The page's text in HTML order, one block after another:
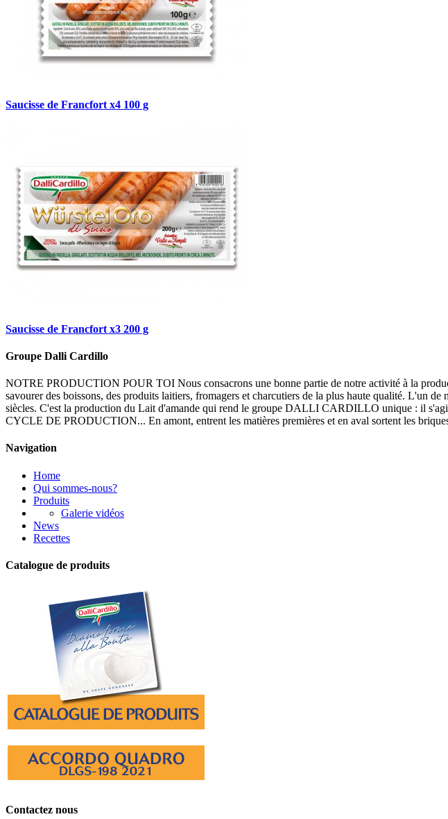
Saucisse de Francfort x4 100 g
Saucisse de Francfort x3 200 g
Groupe Dalli Cardillo
NOTRE PRODUCTION POUR TOI Nous consacrons une bonne partie de notre activité à la
savourer des boissons, des produits laitiers, fromagers et charcutiers de la plus haute qualité. L'un
siècles. C'est la production du Lait d'amande qui rend le groupe DALLI CARDILLO unique :
CYCLE DE PRODUCTION... En amont, entrent les matières premières et en aval sortent les
Navigation
Home
Qui sommes-nous?
Produits
Galerie vidéos
News
Recettes
Catalogue de produits
Contactez nous